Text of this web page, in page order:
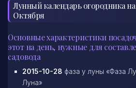
Лунный календарь огородника на
Октября
Основные характеристики
этот на день, нужные для
садовода
2015-10-28 фаза у луны «Фаза
Луна»